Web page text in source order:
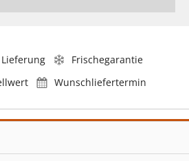
Frischegarantie
Wunschliefertermin